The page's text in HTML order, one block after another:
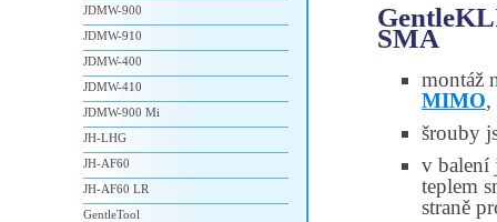
SMA
montáž
MIMO,
šrouby
v balení
teplem
straně
JDMW-900
JDMW-910
JDMW-400
JDMW-410
JDMW-900 Mi
JH-LHG
JH-AF60
JH-AF60 LR
GentleTool